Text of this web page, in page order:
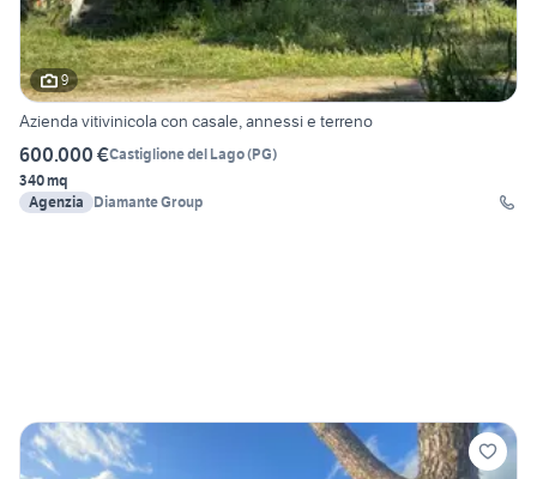
9
Azienda vitivinicola con casale, annessi e terreno
600.000 €Castiglione del Lago(PG)
340 mq
Agenzia
Diamante Group